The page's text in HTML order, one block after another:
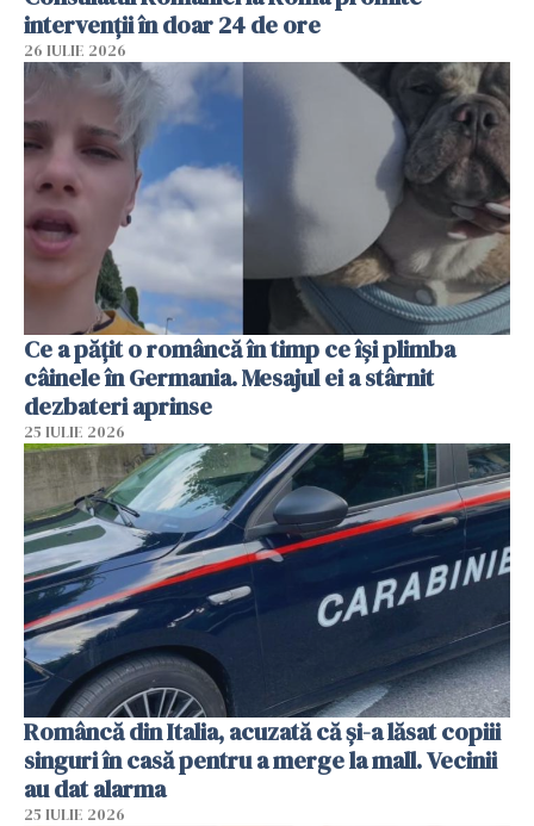
intervenții în doar 24 de ore
26 IULIE 2026
Ce a pățit o româncă în timp ce își plimba
câinele în Germania. Mesajul ei a stârnit
dezbateri aprinse
25 IULIE 2026
Româncă din Italia, acuzată că și-a lăsat copiii
singuri în casă pentru a merge la mall. Vecinii
au dat alarma
25 IULIE 2026